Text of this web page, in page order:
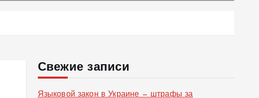
Свежие записи
Языковой закон в Украине — штрафы за